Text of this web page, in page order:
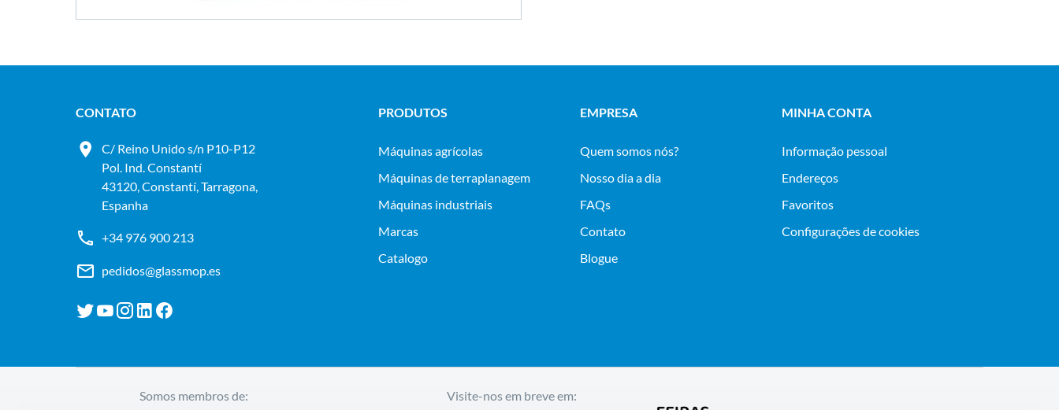
CONTATO
C/ Reino Unido s/n P10-P12
Pol. Ind. Constantí
43120, Constantí, Tarragona,
Espanha
+34 976 900 213
pedidos@glassmop.es
PRODUTOS
máquinas agrícolas
máquinas de terraplanagem
máquinas industriais
Marcas
Catalogo
EMPRESA
Quem somos nós?
Nosso dia a dia
FAQs
Contato
Blogue
MINHA CONTA
Informação pessoal
Endereços
Favoritos
Configurações de cookies
Somos membros de: Visite-nos em breve em: